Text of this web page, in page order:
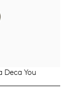
Deca You